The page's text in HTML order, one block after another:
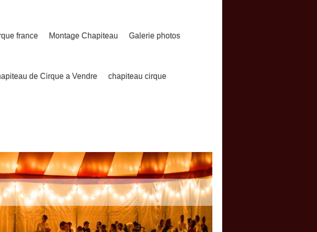
france Montage Chapiteau Galerie photos
de Cirque a Vendre chapiteau cirque